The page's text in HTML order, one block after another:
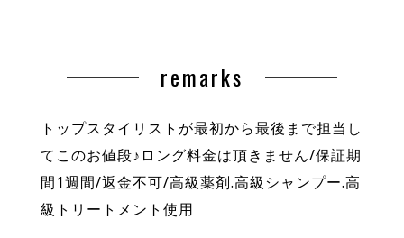
remarks
トップスタイリストが最初から最後まで担当し
てこのお値段♪ロング料金は頂きません/保証期
間1週間/返金不可/高級薬剤.高級シャンプー.高
級トリートメント使用